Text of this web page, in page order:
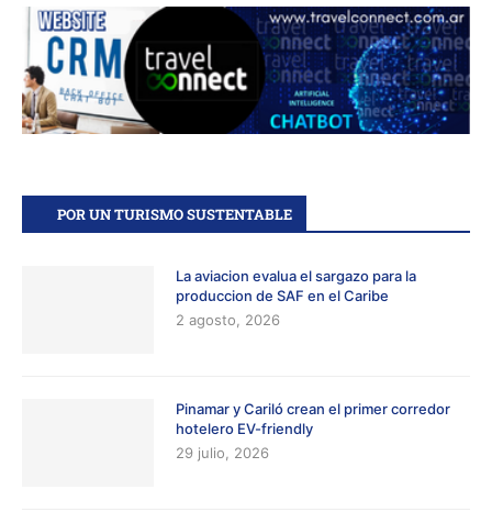
POR UN TURISMO SUSTENTABLE
La aviacion evalua el sargazo para la
produccion de SAF en el Caribe
2 agosto, 2026
Pinamar y Cariló crean el primer corredor
hotelero EV-friendly
29 julio, 2026